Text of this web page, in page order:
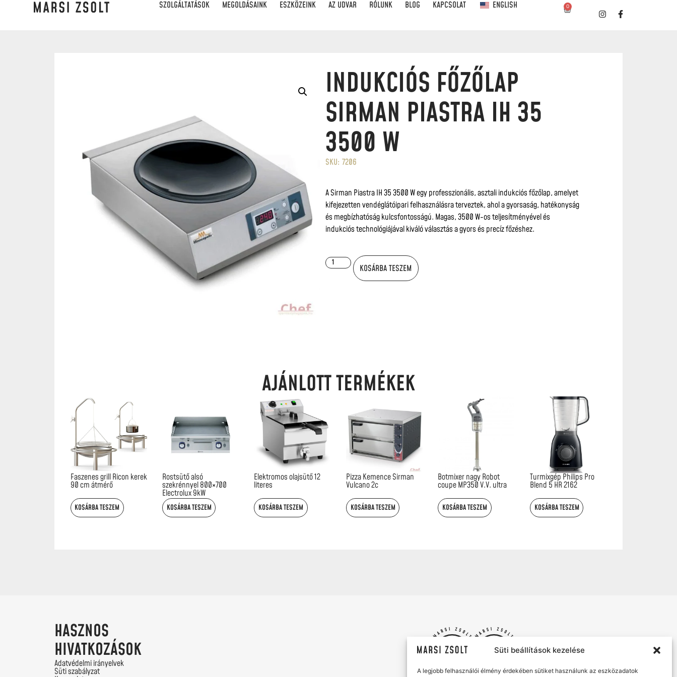
Süti beállítások kezelése
A legjobb felhasználói élmény érdekében sütiket használunk az eszközadatok
SZOLGÁLTATÁSOK MEGOLDÁSAINK ESZKÖZEINK AZ UDVAR RÓLUNK BLOG KAPCSOLAT ENGLISH 0
INDUKCIÓS FŐZŐLAP
SIRMAN PIASTRA IH 35
3500 W
SKU: 7206
A Sirman Piastra IH 35 3500 W egy professzionális, asztali indukciós főzőlap, amelyet
kifejezetten vendéglátóipari felhasználásra terveztek, ahol a gyorsaság, hatékonyság
és megbízhatóság kulcsfontosságú. Magas, 3500 W-os teljesítményével és
indukciós technológiájával kiváló választás a gyors és precíz főzéshez.
KOSÁRBA TESZEM
AJÁNLOTT TERMÉKEK
Faszenes grill Ricon kerek
90 cm átmérő
KOSÁRBA TESZEM
Rostsütő alsó
szekrénnyel 800×700
Electrolux 9kW
KOSÁRBA TESZEM
Elektromos olajsütő 12
literes
KOSÁRBA TESZEM
Pizza Kemence Sirman
Vulcano 2c
KOSÁRBA TESZEM
Botmixer nagy Robot
coupe MP350 V.V. ultra
KOSÁRBA TESZEM
Turmixgép Philips Pro
Blend 5 HR 2162
KOSÁRBA TESZEM
HASZNOS
HIVATKOZÁSOK
Adatvédelmi irányelvek
Süti szabályzat